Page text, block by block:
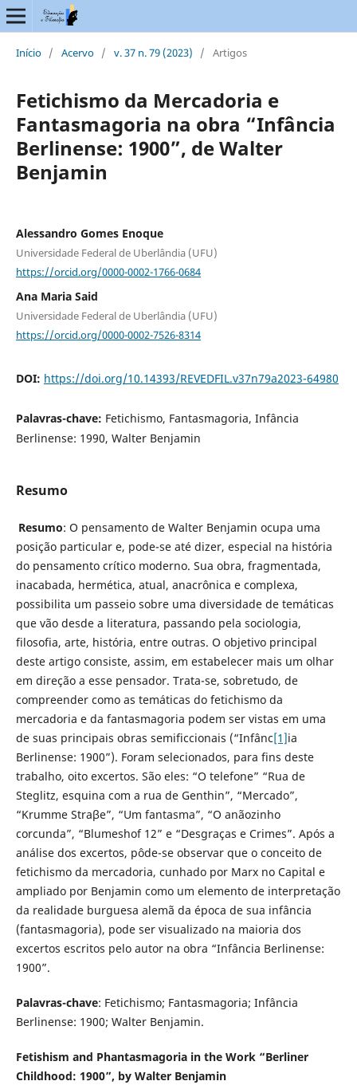
Início / Acervo / v. 37 n. 79 (2023) / Artigos
Fetichismo da Mercadoria e
Fantasmagoria na obra “Infância
Berlinense: 1900”, de Walter
Benjamin
Alessandro Gomes Enoque
Universidade Federal de Uberlândia (UFU)
https://orcid.org/0000-0002-1766-0684
Ana Maria Said
Universidade Federal de Uberlândia (UFU)
https://orcid.org/0000-0002-7526-8314
DOI: https://doi.org/10.14393/REVEDFIL.v37n79a2023-64980
Palavras-chave: Fetichismo, Fantasmagoria, Infância
Berlinense: 1990, Walter Benjamin
Resumo
Resumo: O pensamento de Walter Benjamin ocupa uma
posição particular e, pode-se até dizer, especial na história
do pensamento crítico moderno. Sua obra, fragmentada,
inacabada, hermética, atual, anacrônica e complexa,
possibilita um passeio sobre uma diversidade de temáticas
que vão desde a literatura, passando pela sociologia,
filosofia, arte, história, entre outras. O objetivo principal
deste artigo consiste, assim, em estabelecer mais um olhar
em direção a esse pensador. Trata-se, sobretudo, de
compreender como as temáticas do fetichismo da
mercadoria e da fantasmagoria podem ser vistas em uma
de suas principais obras semificcionais (“Infânc[1]ia
Berlinense: 1900”). Foram selecionados, para fins deste
trabalho, oito excertos. São eles: “O telefone” “Rua de
Steglitz, esquina com a rua de Genthin”, “Mercado”,
“Krumme Straβe”, “Um fantasma”, “O anãozinho
corcunda”, “Blumeshof 12” e “Desgraças e Crimes”. Após a
análise dos excertos, pôde-se observar que o conceito de
fetichismo da mercadoria, cunhado por Marx no Capital e
ampliado por Benjamin como um elemento de interpretação
da realidade burguesa alemã da época de sua infância
(fantasmagoria), pode ser visualizado na maioria dos
excertos escritos pelo autor na obra “Infância Berlinense:
1900”.
Palavras-chave: Fetichismo; Fantasmagoria; Infância
Berlinense: 1900; Walter Benjamin.
Fetishism and Phantasmagoria in the Work “Berliner
Childhood: 1900”, by Walter Benjamin